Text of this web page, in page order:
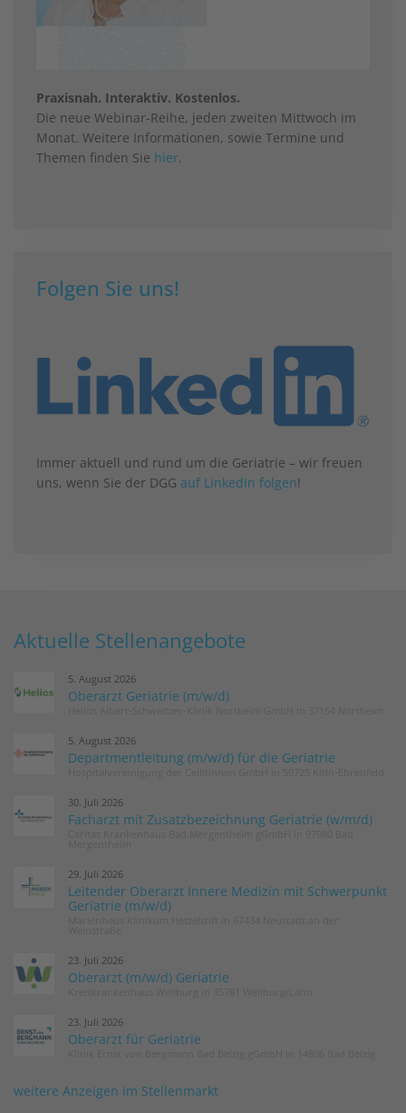
Praxisnah. Interaktiv. Kostenlos.
Die neue Webinar-Reihe, jeden zweiten Mittwoch im
Monat. Weitere Informationen, sowie Termine und
Themen finden Sie hier.
Folgen Sie uns!
Immer aktuell und rund um die Geriatrie – wir freuen
uns, wenn Sie der DGG auf LinkedIn folgen!
Aktuelle Stellenangebote
5. August 2026
Oberarzt Geriatrie (m/w/d)
5. August 2026
Departmentleitung (m/w/d) für die Geriatrie
30. Juli 2026
Facharzt mit Zusatzbezeichnung Geriatrie (w/m/d)
29. Juli 2026
Leitender Oberarzt Innere Medizin mit Schwerpunkt
Geriatrie (m/w/d)
23. Juli 2026
Oberarzt (m/w/d) Geriatrie
23. Juli 2026
Oberarzt für Geriatrie
weitere Anzeigen im Stellenmarkt